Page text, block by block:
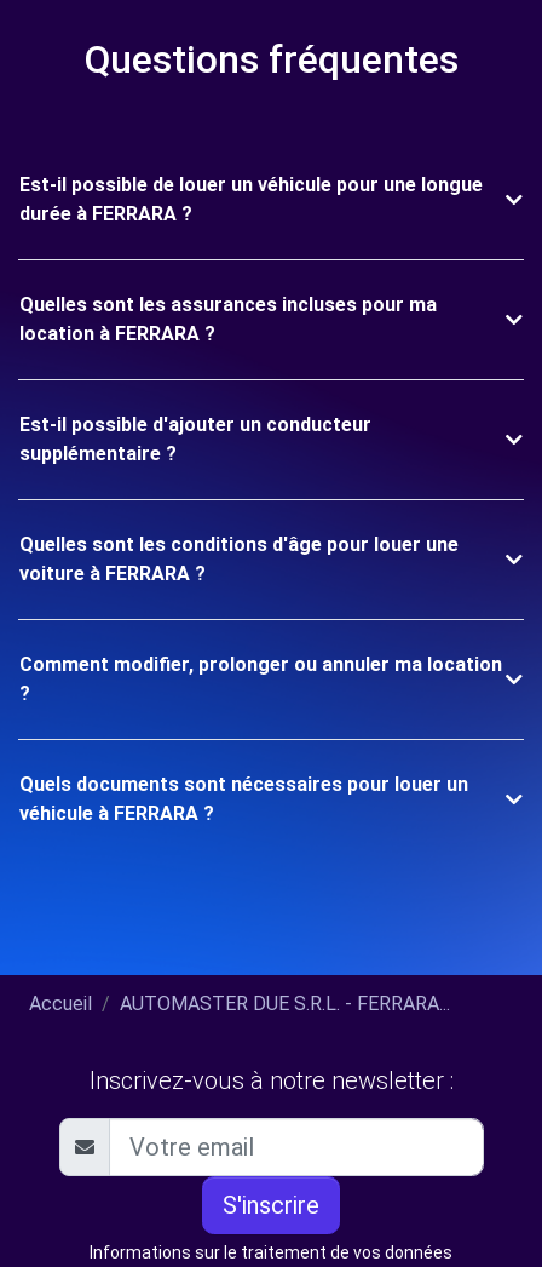
Questions fréquentes
Est-il possible de louer un véhicule pour une longue
durée à FERRARA ?
Quelles sont les assurances incluses pour ma
location à FERRARA ?
Est-il possible d'ajouter un conducteur
supplémentaire ?
Quelles sont les conditions d'âge pour louer une
voiture à FERRARA ?
Comment modifier, prolonger ou annuler ma location
?
Quels documents sont nécessaires pour louer un
véhicule à FERRARA ?
Accueil AUTOMASTER DUE S.R.L. - FERRARA...
Inscrivez-vous à notre newsletter :
S'inscrire
Informations sur le traitement de vos données